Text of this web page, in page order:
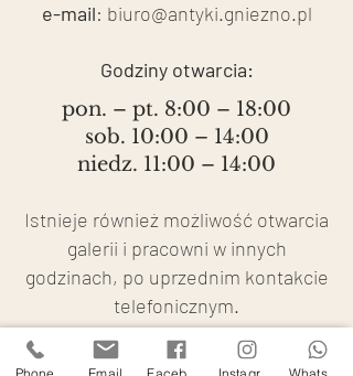
e-mail: biuro@antyki.gniezno.pl
Godziny otwarcia:
pon. – pt. 8:00 – 18:00
sob. 10:00 – 14:00
niedz. 11:00 – 14:00
Istnieje również możliwość otwarcia
galerii i pracowni w innych
godzinach, po uprzednim kontakcie
telefonicznym.
Phone Email WhatsApp